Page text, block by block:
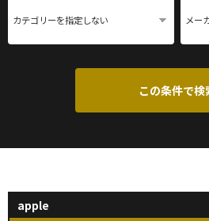
この条件で検
apple